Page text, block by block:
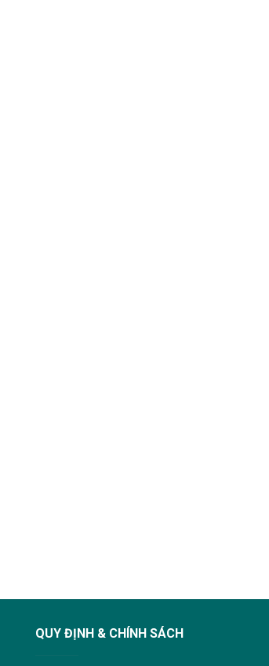
QUY ĐỊNH & CHÍNH SÁCH